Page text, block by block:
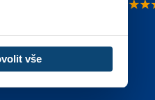
vše